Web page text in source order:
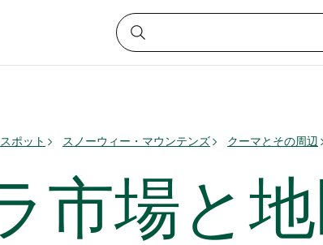
ポット スノーウィー・マウンテンズ クーマとその周辺
市場と